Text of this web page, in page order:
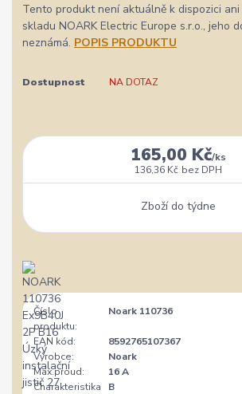
Tento produkt není aktuálně k dispozici
skladu NOARK Electric Europe s.r.o., jeho
neznámá. POPIS PRODUKTU
Dostupnost NA DOTAZ
165,00 Kč/ks
136,36 Kč bez DPH
Zboží do týdne
Číslo
produktu:
Noark 110736
EAN kód:
8592765107367
Výrobce:
Noark
Max.proud:
16 A
Charakteristika
B